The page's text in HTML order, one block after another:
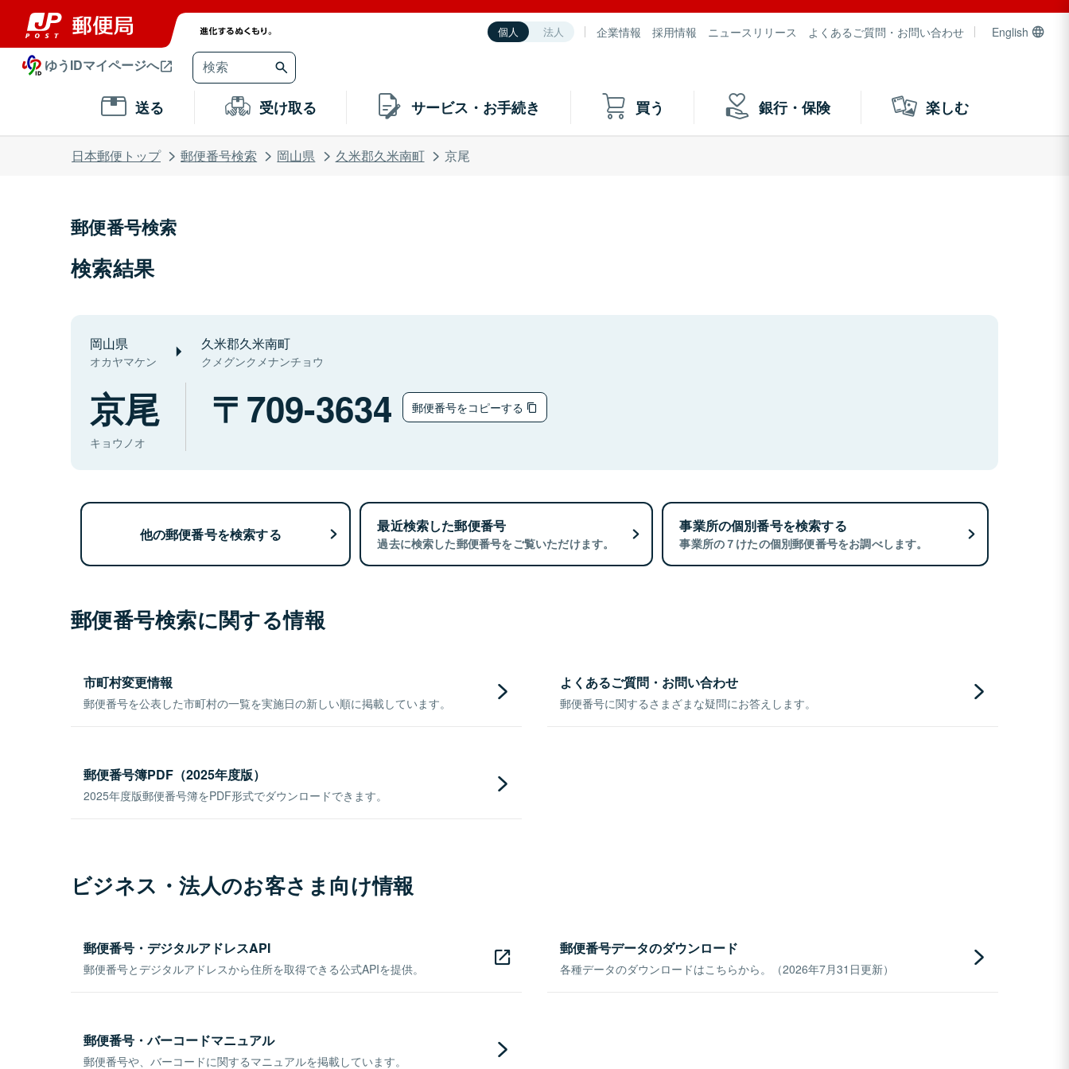
個人 法人 企業情報 採用情報 ニュースリリース よくあるご質問・お問い合わせ English
ゆうIDマイページへ
送る 受け取る サービス・お手続き 買う 銀行・保険 楽しむ
日本郵便トップ 郵便番号検索 岡山県 久米郡久米南町 京尾
郵便番号検索
検索結果
岡山県
オカヤマケン
久米郡久米南町
クメグンクメナンチョウ
京尾
キョウノオ
709-3634 郵便番号をコピーする
他の郵便番号を検索する 最近検索した郵便番号
過去に検索した郵便番号をご覧いただけます。
事業所の個別番号を検索する
事業所の７けたの個別郵便番号をお調べします。
郵便番号検索に関する情報
市町村変更情報
郵便番号を公表した市町村の一覧を実施日の新しい順に掲載しています。
よくあるご質問・お問い合わせ
郵便番号に関するさまざまな疑問にお答えします。
郵便番号簿PDF（2025年度版）
2025年度版郵便番号簿をPDF形式でダウンロードできます。
ビジネス・法人のお客さま向け情報
郵便番号・デジタルアドレスAPI
郵便番号とデジタルアドレスから住所を取得できる公式APIを提供。
郵便番号データのダウンロード
各種データのダウンロードはこちらから。（2026年7月31日更新）
郵便番号・バーコードマニュアル
郵便番号や、バーコードに関するマニュアルを掲載しています。